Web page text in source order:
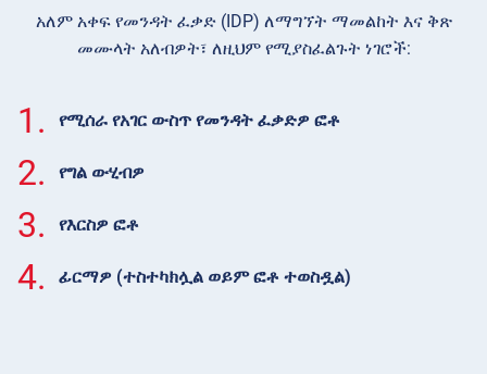
አለም አቀፍ የመንዳት ፈቃድ (IDP) ለማግኘት ማመልከት እና ቅጽ
መሙላት አለብዎት፣ ለዚህም የሚያስፈልጉት ነገሮች:
1. የሚሰራ የአገር ውስጥ የመንዳት ፈቃድዎ ፎቶ
2. የግል ውሂብዎ
3. የእርስዎ ፎቶ
4. ፊርማዎ (ተስተካክሏል ወይም ፎቶ ተወስዷል)